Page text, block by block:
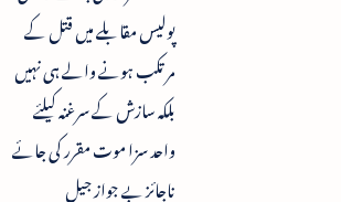
پولیس مقابلے میں قتل کے
مرتکب ہونے والے ہی نہیں
بلکہ سازش کے سرغنہ کیلئے
واحد سزا موت مقرر کی جائے
ناجائز بے جواز جیل